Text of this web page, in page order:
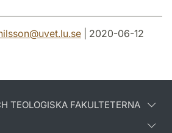
@uvet.lu.se | 2020-06-12
TEOLOGISKA FAKULTETERNA